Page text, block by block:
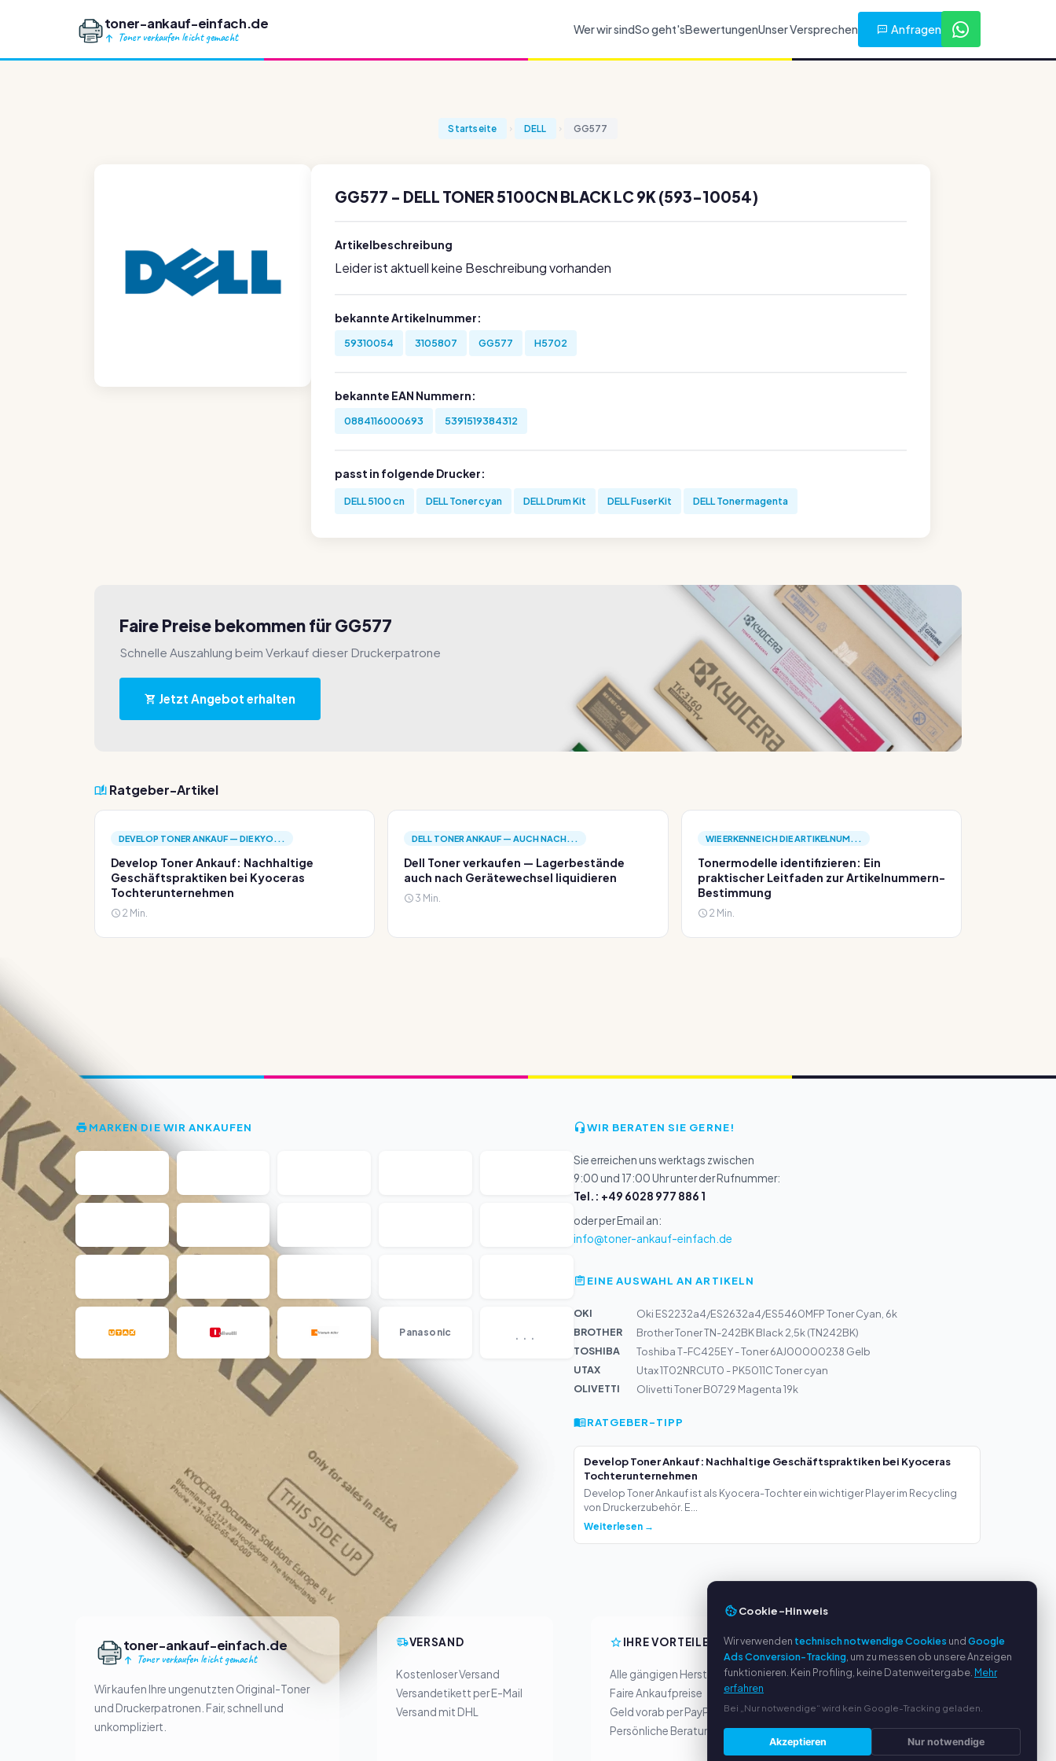
toner-ankauf-einfach.de
Toner verkaufen leicht gemacht
Wer wir sindSo geht'sBewertungenUnser Versprechen Anfragen
Startseite DELL GG577
GG577 - DELL TONER 5100CN BLACK LC 9K (593-10054)
Artikelbeschreibung
Leider ist aktuell keine Beschreibung vorhanden
bekannte Artikelnummer:
59310054 3105807 GG577 H5702
bekannte EAN Nummern:
0884116000693 5391519384312
passt in folgende Drucker:
DELL 5100 cn DELL Toner cyan DELL Drum Kit DELL Fuser Kit DELL Toner magenta
Faire Preise bekommen für GG577
Schnelle Auszahlung beim Verkauf dieser Druckerpatrone
Jetzt Angebot erhalten
Ratgeber-Artikel
DEVELOP TONER ANKAUF — DIE KYO...
Develop Toner Ankauf: Nachhaltige
Geschäftspraktiken bei Kyoceras
Tochterunternehmen
2 Min.
DELL TONER ANKAUF — AUCH NACH...
Dell Toner verkaufen — Lagerbestände
auch nach Gerätewechsel liquidieren
3 Min.
WIE ERKENNE ICH DIE ARTIKELNUM...
Tonermodelle identifizieren: Ein
praktischer Leitfaden zur Artikelnummern-
Bestimmung
2 Min.
MARKEN DIE WIR ANKAUFEN
Panasonic ...
WIR BERATEN SIE GERNE!
Sie erreichen uns werktags zwischen
9:00 und 17:00 Uhr unter der Rufnummer:
Tel.: +49 6028 977 886 1
oder per Email an:
info@toner-ankauf-einfach.de
EINE AUSWAHL AN ARTIKELN
OKI
Oki ES2232a4/ES2632a4/ES5460MFP Toner Cyan, 6k
BROTHER
Brother Toner TN-242BK Black 2,5k (TN242BK)
TOSHIBA
Toshiba T-FC425EY - Toner 6AJ00000238 Gelb
UTAX
Utax 1T02NRCUT0 - PK5011C Toner cyan
OLIVETTI
Olivetti Toner B0729 Magenta 19k
RATGEBER-TIPP
Develop Toner Ankauf: Nachhaltige Geschäftspraktiken bei Kyoceras
Tochterunternehmen
Develop Toner Ankauf ist als Kyocera-Tochter ein wichtiger Player im Recycling
von Druckerzubehör. E...
Weiterlesen →
toner-ankauf-einfach.de
Toner verkaufen leicht gemacht
Wir kaufen Ihre ungenutzten Original-Toner
und Druckerpatronen. Fair, schnell und
unkompliziert.
VERSAND
Kostenloser Versand
Versandetikett per E-Mail
Versand mit DHL
IHRE VORTEILE
Alle gängigen Hersteller
Faire Ankaufpreise
Geld vorab per PayPal
Persönliche Beratung
SERVICE
Über uns
Impressum
Häufige Fragen (FAQ)
Ratgeber
Cookie-Hinweis
Wir verwenden technisch notwendige Cookies undGoogle
Ads Conversion-Tracking , um zu messen ob unsere Anzeigen
funktionieren. Kein Profiling, keine Datenweitergabe. Mehr
erfahren
Bei „Nur notwendige“ wird kein Google-Tracking geladen.
Akzeptieren Nur notwendige